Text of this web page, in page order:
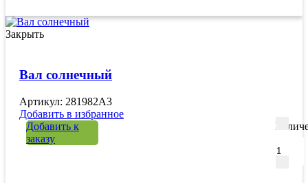
Закрыть
Вал солнечный
Артикул: 281982A3
Добавить в избранное
Добавить к
заказу